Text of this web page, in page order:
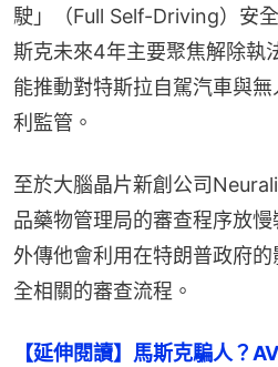
駛」（Full Self-Driving）安
斯克未來4年主要聚焦解除執
能推動對特斯拉自駕汽車與
利監管。
至於大腦晶片新創公司
品藥物管理局的審查程序放慢
外傳他會利用在特朗普政府
全相關的審查流程。
【延伸閱讀】馬斯克騙人？